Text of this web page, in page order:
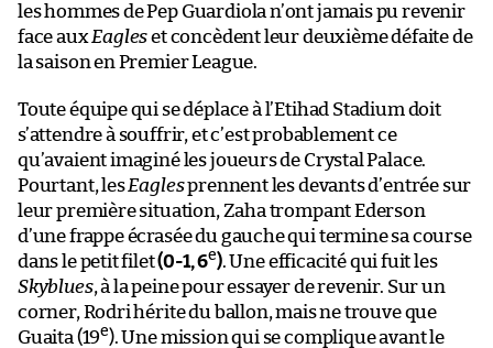
les hommes de Pep Guardiola n’ont jamais pu revenir
face aux Eagleset concèdent leur deuxième défaite de
la saison en Premier League.
Toute équipe qui se déplace à l’Etihad Stadium doit
s’attendre à souffrir, et c’est probablement ce
qu’avaient imaginé les joueurs de Crystal Palace.
Pourtant, lesEaglesprennent les devants d’entrée sur
leur première situation, Zaha trompant Ederson
d’une frappe écrasée du gauche qui termine sa course
dans le petit filet(0-1, 6e). Une efficacité qui fuit les
Skyblues, à la peine pour essayer de revenir. Sur un
corner, Rodri hérite du ballon, mais ne trouve que
Guaita (19e). Une mission qui se complique avant le